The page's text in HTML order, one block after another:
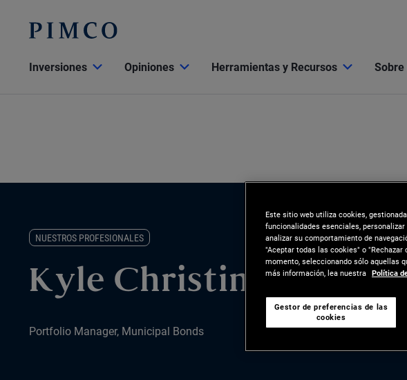
Inversiones Opiniones Herramientas y Recursos
NUESTROS PROFESIONALES
Kyle Christine
Portfolio Manager, Municipal Bonds
Este sitio web utiliza cookies,
funcionalidades esenciales,
analizar su comportamiento de
"Aceptar todas las cookies" o
momento, seleccionando sólo aquellas
más información, lea nuestra Política
Gestor de preferencias de las
cookies